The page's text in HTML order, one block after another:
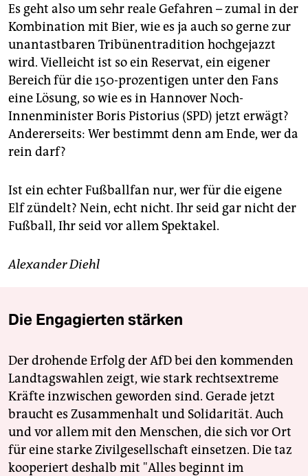
Es geht also um sehr reale Gefahren – zumal in der
Kombination mit Bier, wie es ja auch so gerne zur
unantastbaren Tribünentradition hochgejazzt
wird. Vielleicht ist so ein Reservat, ein eigener
Bereich für die 150-prozentigen unter den Fans
eine Lösung, so wie es in Hannover Noch-
Innenminister Boris Pistorius (SPD) jetzt erwägt?
Andererseits: Wer bestimmt denn am Ende, wer da
rein darf?
Ist ein echter Fußballfan nur, wer für die eigene
Elf zündelt? Nein, echt nicht. Ihr seid gar nicht der
Fußball, Ihr seid vor allem Spektakel.
Alexander Diehl
Die Engagierten stärken
Der drohende Erfolg der AfD bei den kommenden
Landtagswahlen zeigt, wie stark rechtsextreme
Kräfte inzwischen geworden sind. Gerade jetzt
braucht es Zusammenhalt und Solidarität. Auch
und vor allem mit den Menschen, die sich vor Ort
für eine starke Zivilgesellschaft einsetzen. Die taz
kooperiert deshalb mit "Alles beginnt im